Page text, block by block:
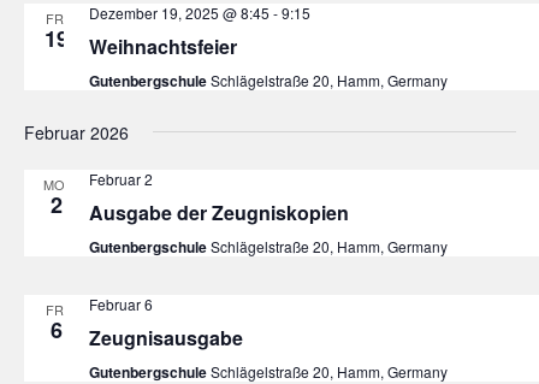
FR.
19
Dezember 19, 2025 @ 8:45 -9:15
Weihnachtsfeier
GutenbergschuleSchlägelstraße 20, Hamm, Germany
Februar 2026
MO.
2
Februar 2
Ausgabe der Zeugniskopien
GutenbergschuleSchlägelstraße 20, Hamm, Germany
FR.
6
Februar 6
Zeugnisausgabe
GutenbergschuleSchlägelstraße 20, Hamm, Germany